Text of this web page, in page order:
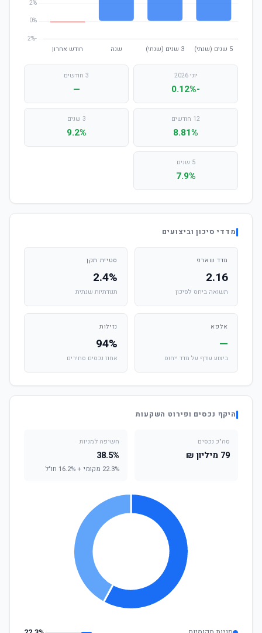
יוני 2026
-0.12%
3 חודשים
—
12 חודשים
8.81%
3 שנים
9.2%
5 שנים
7.9%
מדדי סיכון וביצועים
מדד שארפ
2.16
תשואה ביחס לסיכון
סטיית תקן
2.4%
תנודתיות שנתית
אלפא
—
ביצוע עודף על מדד ייחוס
נזילות
94%
אחוז נכסים סחירים
היקף נכסים ופירוט השקעות
סה"כ נכסים
79 מיליון ₪
חשיפה למניות
38.5%
22.3% מקומי + 16.2% חו"ל